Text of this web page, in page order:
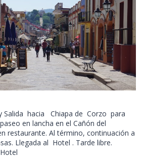
Salida hacia Chiapa de Corzo para
en lancha en el Cañón del
restaurante. Al término, continuación a
Llegada al Hotel . Tarde libre.